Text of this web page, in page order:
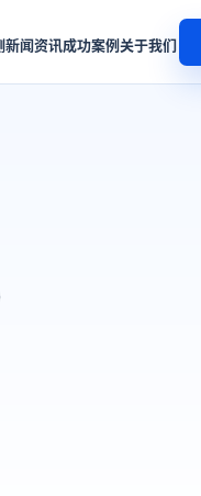
新闻资讯成功案例关于我们